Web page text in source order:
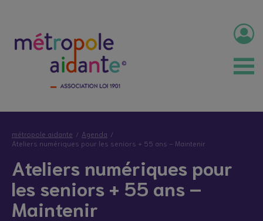
métropole aidante
Agenda
Ateliers numériques pour les seniors + 55 ans – Maintenir
Ateliers numériques pour
les seniors + 55 ans –
Maintenir